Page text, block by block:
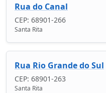
Rua do Canal
CEP: 68901-266
Santa Rita
Rua Rio Grande do Sul
CEP: 68901-263
Santa Rita